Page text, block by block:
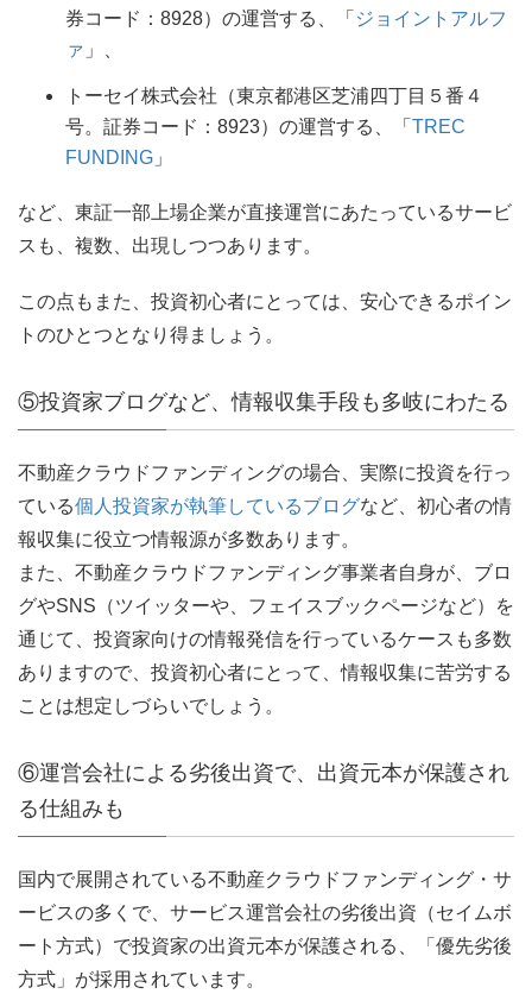
券コード：8928）の運営する、「 ジョイントアルフ
ァ 」、
トーセイ株式会社（東京都港区芝浦四丁目５番４
号。証券コード：8923）の運営する、「 TREC
FUNDING 」
など、東証一部上場企業が直接運営にあたっているサービ
スも、複数、出現しつつあります。
この点もまた、投資初心者にとっては、安心できるポイン
トのひとつとなり得ましょう。
⑤投資家ブログなど、情報収集手段も多岐にわたる
不動産クラウドファンディングの場合、実際に投資を行っ
ている個人投資家が執筆しているブログなど、初心者の情
報収集に役立つ情報源が多数あります。
また、不動産クラウドファンディング事業者自身が、ブロ
グやSNS（ツイッターや、フェイスブックページなど）を
通じて、投資家向けの情報発信を行っているケースも多数
ありますので、投資初心者にとって、情報収集に苦労する
ことは想定しづらいでしょう。
⑥運営会社による劣後出資で、出資元本が保護され
る仕組みも
国内で展開されている不動産クラウドファンディング・サ
ービスの多くで、サービス運営会社の劣後出資（セイムボ
ート方式）で投資家の出資元本が保護される、「優先劣後
方式」が採用されています。